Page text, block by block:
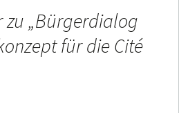
„Bürgerdialog
für die Cité